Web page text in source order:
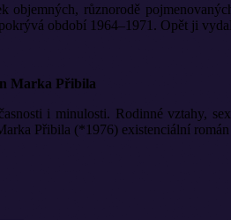
objemných, různorodě
období 1964–1971. Opět ji
Marka Přibila
i minulosti. Rodinné vztahy,
Přibila (*1976) existenciální